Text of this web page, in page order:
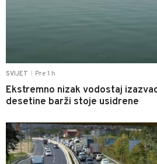
SVIJET Pre 1 h
Ekstremno nizak vodostaj
desetine barži stoje usidrene